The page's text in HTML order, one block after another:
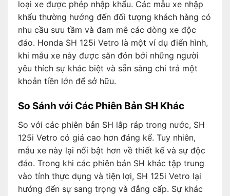
loại xe được phép nhập khẩu. Các mẫu xe nhập
khẩu thường hướng đến đối tượng khách hàng có
nhu cầu sưu tầm và đam mê các dòng xe độc
đáo. Honda SH 125i Vetro là một ví dụ điển hình,
khi mẫu xe này được săn đón bởi những người
yêu thích sự khác biệt và sẵn sàng chi trả một
khoản tiền lớn để sở hữu.
So Sánh với Các Phiên Bản SH Khác
So với các phiên bản SH lắp ráp trong nước, SH
125i Vetro có giá cao hơn đáng kể. Tuy nhiên,
mẫu xe này lại nổi bật hơn về thiết kế và sự độc
đáo. Trong khi các phiên bản SH khác tập trung
vào tính thực dụng và tiện lợi, SH 125i Vetro lại
hướng đến sự sang trọng và đẳng cấp. Sự khác